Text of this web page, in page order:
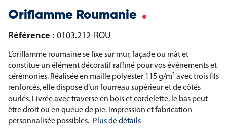
Oriflamme Roumanie
Référence : 0103.212-ROU
L’oriflamme roumaine se fixe sur mur, façade ou mât et
constitue un élément décoratif raffiné pour vos événements et
cérémonies. Réalisée en maille polyester 115 g/m² avec trois fils
renforcés, elle dispose d’un fourreau supérieur et de côtés
ourlés. Livrée avec traverse en bois et cordelette, le bas peut
être droit ou en queue de pie. Impression et fabrication
personnalisée possibles. Plus de détails